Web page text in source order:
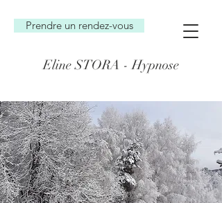
Eline STORA - Hypnose
Prendre un rendez-vous